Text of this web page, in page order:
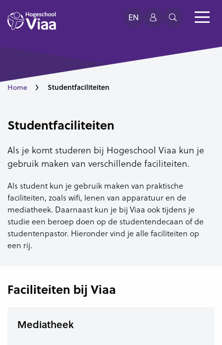
EN
Home Studentfaciliteiten
Studentfaciliteiten
Als je komt studeren bij Hogeschool Viaa kun je
gebruik maken van verschillende faciliteiten.
Als student kun je gebruik maken van praktische
faciliteiten, zoals wifi, lenen van apparatuur en de
mediatheek. Daarnaast kun je bij Viaa ook tijdens je
studie een beroep doen op de studentendecaan of de
studentenpastor. Hieronder vind je alle faciliteiten op
een rij.
Faciliteiten bij Viaa
Mediatheek